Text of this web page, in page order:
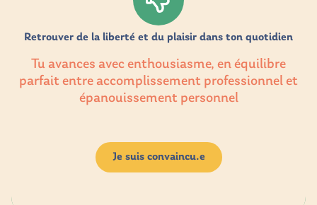
Retrouver de la liberté et du plaisir dans ton quotidien
Tu avances avec enthousiasme, en équilibre
parfait entre accomplissement professionnel et
épanouissement personnel
Je suis convaincu.e